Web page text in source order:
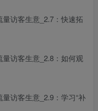
访客生意_2.7：快速拓
访客生意_2.8：如何观
访客生意_2.9：学习“补